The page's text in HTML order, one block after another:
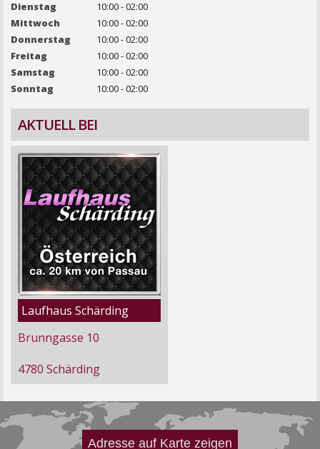
Dienstag
10:00 - 02:00
Mittwoch
10:00 - 02:00
Donnerstag
10:00 - 02:00
Freitag
10:00 - 02:00
Samstag
10:00 - 02:00
Sonntag
10:00 - 02:00
AKTUELL BEI
Laufhaus Schärding
Brunngasse 10
4780 Schärding
Adresse auf Karte zeigen